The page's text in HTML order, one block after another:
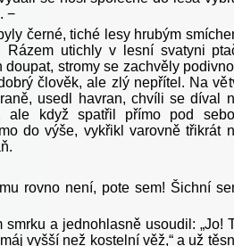
−
černé, tiché lesy hrubým
Rázem utichly v lesní svatyni
stromy se zachvěly
člověk, ale zlý nepřítel. Na
usedl havran, chvíli se díval
ale když spatřil přímo pod
do výše, vykřikl varovně třikrát
rovno není, pote sem! Šichní
a jednohlasně usoudil: „Jo!
vyšší než kostelní věž,“ a už